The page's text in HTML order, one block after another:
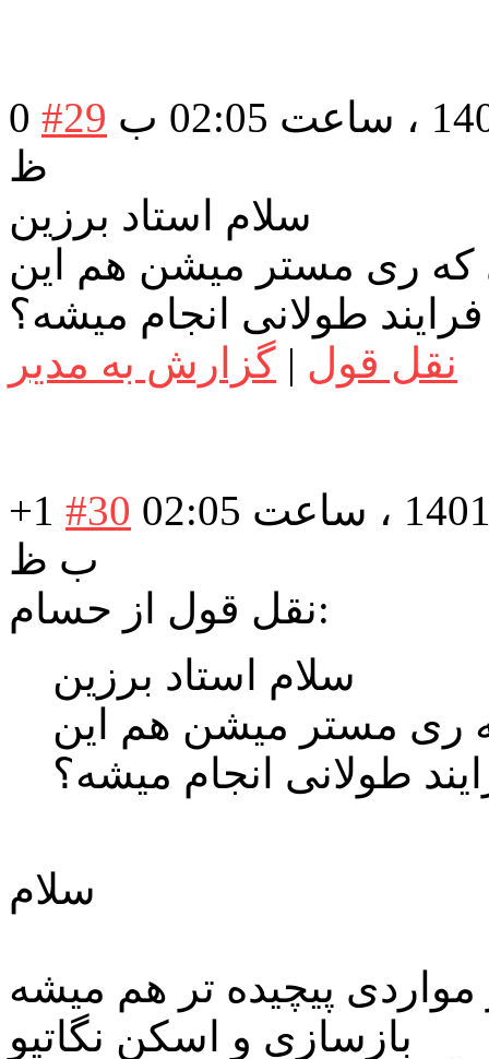
0 #29 در تاریخ: جمعه 28 مرداد 1401 ، ساعت 02:05 ب
ظ
سلام استاد برزین
که ری مستر میشن هم این
فرایند طولانی انجام میشه؟
نقل قول | گزارش به مدیر
+1 #30 در تاریخ: جمعه 28 مرداد 1401 ، ساعت 02:05
ب ظ
نقل قول از حسام:
سلام استاد برزین
ری مستر میشن هم این
طولانی انجام میشه؟
سلام
مواردی پیچیده تر هم میشه
بازسازی و اسکن نگاتیو